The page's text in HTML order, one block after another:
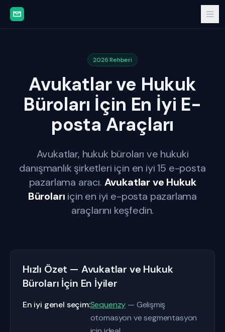
2026 Rehberi
Avukatlar ve Hukuk
Büroları İçin En İyi E-
posta Araçları
Avukatlar, hukuk büroları ve hukuki
danışmanlık şirketleri için en iyi 15 e-posta
pazarlama aracı. Avukatlar ve Hukuk
Büroları için en iyi e-posta pazarlama
araçlarını keşfedin.
Hızlı Özet — Avukatlar ve Hukuk
Büroları İçin En İyiler
En iyi genel seçim:Sequenzy — Gelişmiş
otomasyon ve segmentasyon